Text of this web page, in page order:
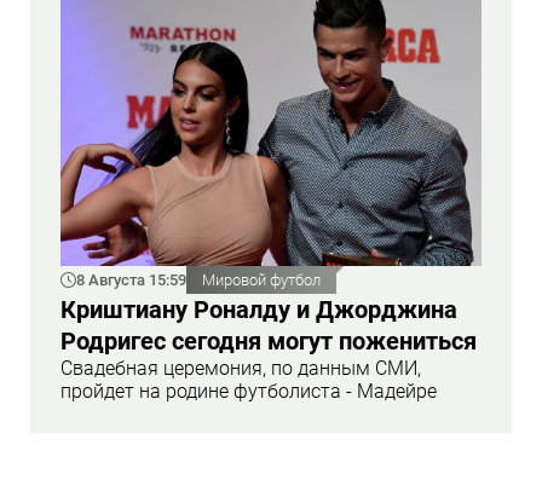
8 Августа 15:59 Мировой футбол
Криштиану Роналду и Джорджина
Родригес сегодня могут пожениться
Свадебная церемония, по данным СМИ,
пройдет на родине футболиста - Мадейре